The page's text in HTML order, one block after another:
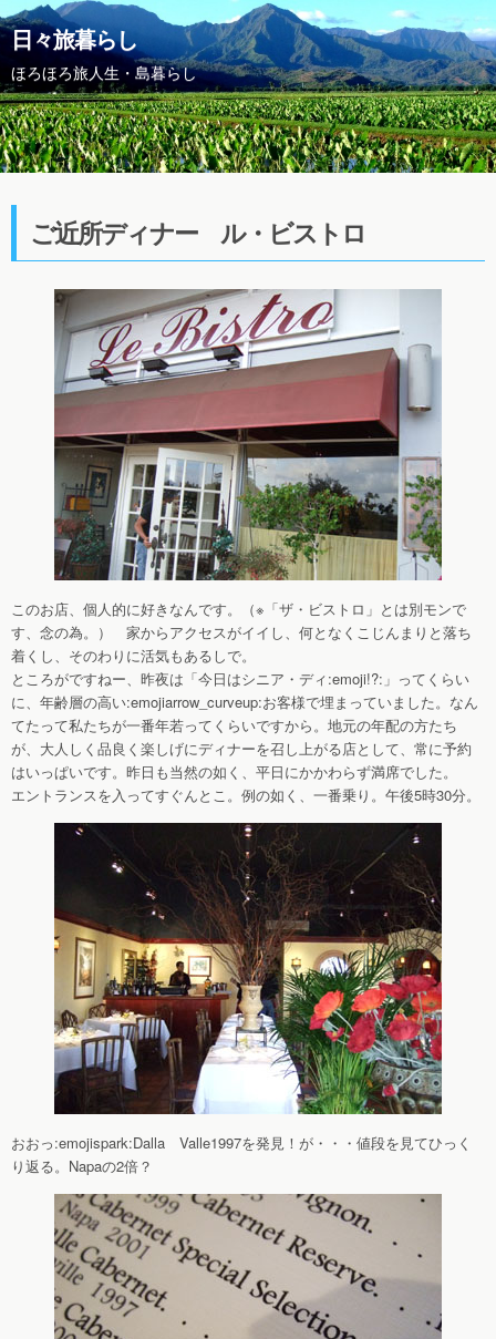
日々旅暮らし
ほろほろ旅人生・島暮らし
ご近所ディナー ル・ビストロ
このお店、個人的に好きなんです。（※「ザ・ビストロ」とは別モンで
す、念の為。） 家からアクセスがイイし、何となくこじんまりと落ち
着くし、そのわりに活気もあるしで。
ところがですねー、昨夜は「今日はシニア・ディ:emoji!?:」ってくらい
に、年齢層の高い:emojiarrow_curveup:お客様で埋まっていました。なん
てたって私たちが一番年若ってくらいですから。地元の年配の方たち
が、大人しく品良く楽しげにディナーを召し上がる店として、常に予約
はいっぱいです。昨日も当然の如く、平日にかかわらず満席でした。
エントランスを入ってすぐんとこ。例の如く、一番乗り。午後5時30分。
おおっ:emojispark:Dalla Valle1997を発見！が・・・値段を見てひっく
り返る。Napaの2倍？